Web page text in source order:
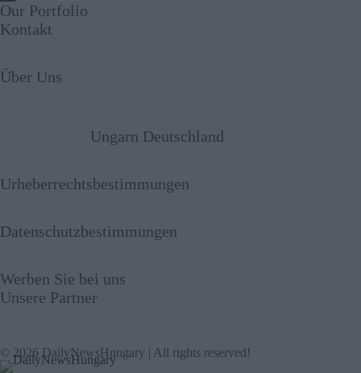
Our Portfolio
Kontakt
Über Uns
Ungarn Deutschland
Urheberrechtsbestimmungen
Datenschutzbestimmungen
Werben Sie bei uns
Unsere Partner
© 2026 DailyNewsHungary | All rights reserved!